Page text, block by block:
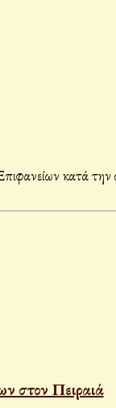
κατά
στον Πειραιά